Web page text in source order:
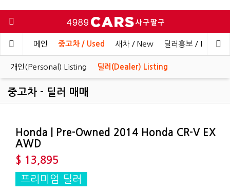
메인 중고차 / Used 새차 / New 딜러홍보 / Dealer
개인(Personal) Listing 딜러(Dealer) Listing
중고차 - 딜러 매매
Honda | Pre-Owned 2014 Honda CR-V EX
AWD
$ 13,895
프리미엄 딜러